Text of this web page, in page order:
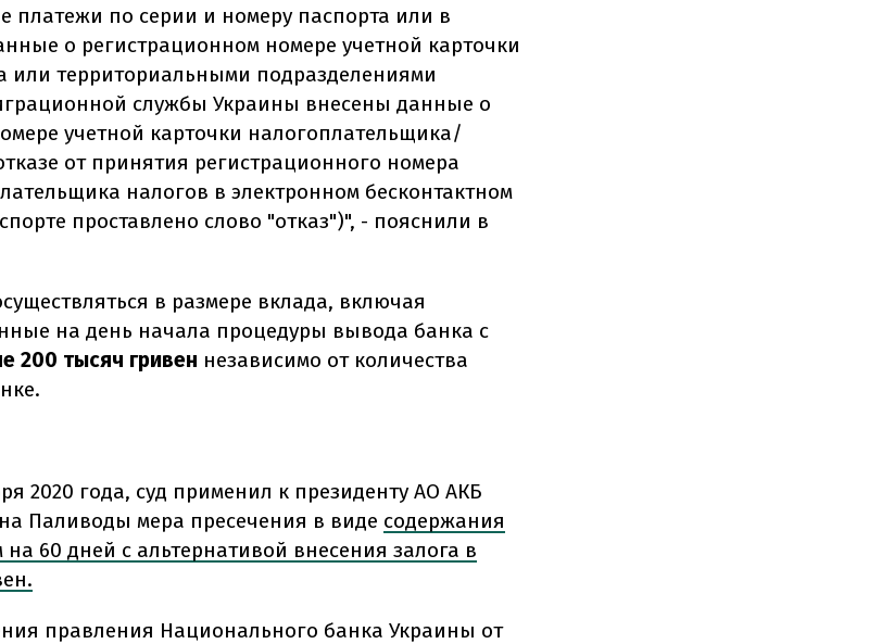
платежи по серии и номеру паспорта или в
о регистрационном номере учетной карточки
или территориальными подразделениями
службы Украины внесены данные о
учетной карточки налогоплательщика/
от принятия регистрационного номера
налогов в электронном бесконтактном
проставлено слово "отказ")", - пояснили в
в размере вклада, включая
на день начала процедуры вывода банка с
200 тысяч гривен независимо от количества
2020 года, суд применил к президенту АО АКБ
Паливоды мера пресечения в виде содержания
60 дней с альтернативой внесения залога в
правления Национального банка Украины от